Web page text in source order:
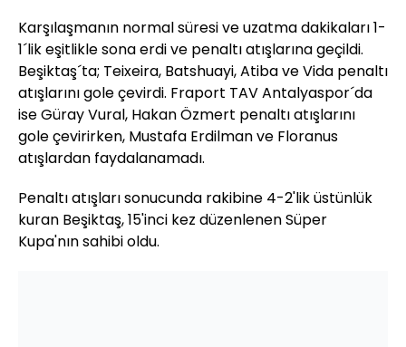
Karşılaşmanın normal süresi ve uzatma dakikaları 1-
1´lik eşitlikle sona erdi ve penaltı atışlarına geçildi.
Beşiktaş´ta; Teixeira, Batshuayi, Atiba ve Vida penaltı
atışlarını gole çevirdi. Fraport TAV Antalyaspor´da
ise Güray Vural, Hakan Özmert penaltı atışlarını
gole çevirirken, Mustafa Erdilman ve Floranus
atışlardan faydalanamadı.
Penaltı atışları sonucunda rakibine 4-2'lik üstünlük
kuran Beşiktaş, 15'inci kez düzenlenen Süper
Kupa'nın sahibi oldu.